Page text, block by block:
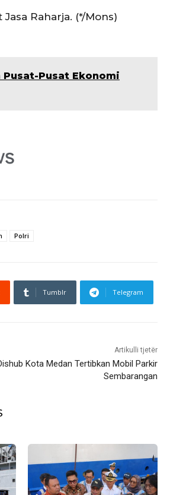
Raharja. (*/Mons)
Pusat Ekonomi
Polri
Tumblr Telegram
Artikulli tjetër
Kota Medan Tertibkan Mobil Parkir
Sembarangan